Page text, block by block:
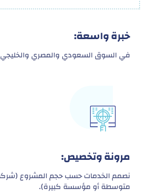
خبرة واسعة:
في السوق السعودي والمصري
مرونة وتخصيص:
نصمم الخدمات حسب حجم المشروع
متوسطة أو مؤسسة كبيرة).